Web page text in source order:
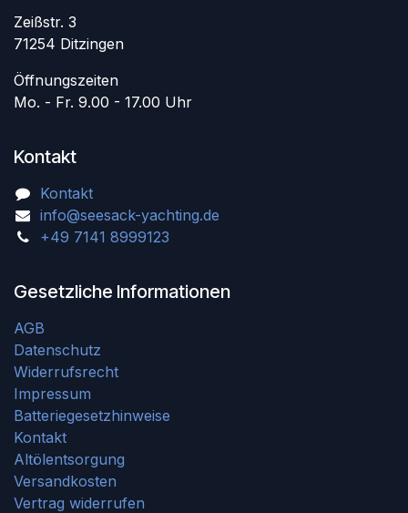
Zeißstr. 3
71254 Ditzingen
Öffnungszeiten
Mo. - Fr. 9.00 - 17.00 Uhr
Kontakt
Kontakt
info@seesack-yachting.de
+49 7141 8999123
Gesetzliche Informationen
AGB
Datenschutz
Widerrufsrecht
Impressum
Batteriegesetzhinweise
Kontakt
Altölentsorgung
Versandkosten
Vertrag widerrufen